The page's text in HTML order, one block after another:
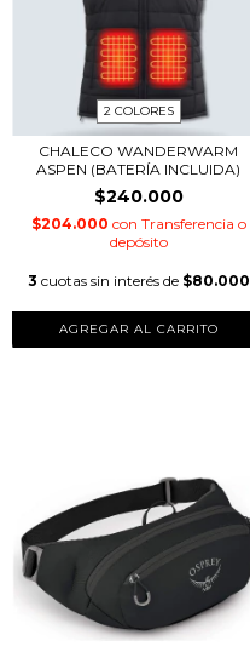
2 COLORES
CHALECO WANDERWARM
ASPEN (BATERÍA INCLUIDA)
$240.000
$204.000 con Transferencia o
depósito
3 cuotas sin interés de $80.000
AGREGAR AL CARRITO